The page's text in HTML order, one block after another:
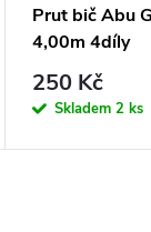
Prut bič Abu
4,00m 4díly
250 Kč
Skladem 2 ks